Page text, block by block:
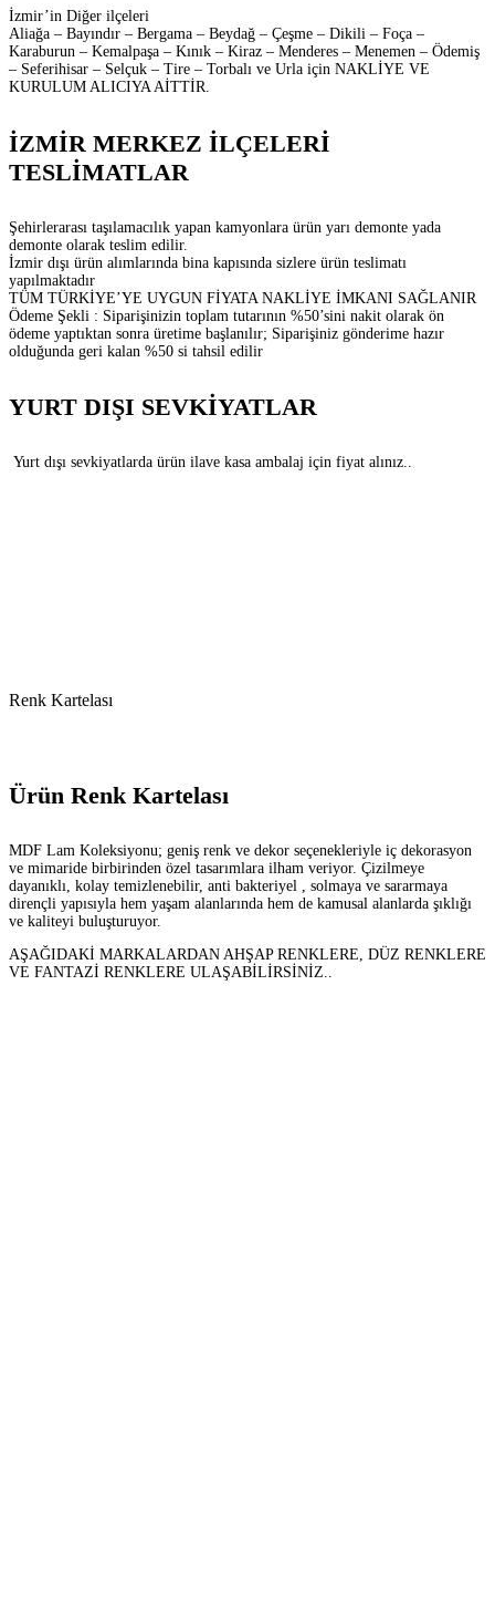
İzmir’in Diğer ilçeleri
Aliağa – Bayındır – Bergama – Beydağ – Çeşme – Dikili – Foça –
Karaburun – Kemalpaşa – Kınık – Kiraz – Menderes – Menemen – Ödemiş
– Seferihisar – Selçuk – Tire – Torbalı ve Urla için NAKLİYE VE
KURULUM ALICIYA AİTTİR.
İZMİR MERKEZ İLÇELERİ
TESLİMATLAR
Şehirlerarası taşılamacılık yapan kamyonlara ürün yarı demonte yada
demonte olarak teslim edilir.
İzmir dışı ürün alımlarında bina kapısında sizlere ürün teslimatı
yapılmaktadır
TÜM TÜRKİYE’YE UYGUN FİYATA NAKLİYE İMKANI SAĞLANIR
Ödeme Şekli : Siparişinizin toplam tutarının %50’sini nakit olarak ön
ödeme yaptıktan sonra üretime başlanılır; Siparişiniz gönderime hazır
olduğunda geri kalan %50 si tahsil edilir
YURT DIŞI SEVKİYATLAR
Yurt dışı sevkiyatlarda ürün ilave kasa ambalaj için fiyat alınız..
Renk Kartelası
Ürün Renk Kartelası
MDF Lam Koleksiyonu; geniş renk ve dekor seçenekleriyle iç dekorasyon
ve mimaride birbirinden özel tasarımlara ilham veriyor. Çizilmeye
dayanıklı, kolay temizlenebilir, anti bakteriyel , solmaya ve sararmaya
dirençli yapısıyla hem yaşam alanlarında hem de kamusal alanlarda şıklığı
ve kaliteyi buluşturuyor.
AŞAĞIDAKİ MARKALARDAN AHŞAP RENKLERE, DÜZ RENKLERE
VE FANTAZİ RENKLERE ULAŞABİLİRSİNİZ..